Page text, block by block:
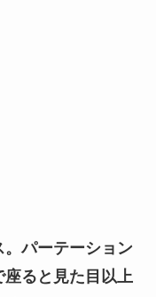
パーテーション
座ると見た目以上